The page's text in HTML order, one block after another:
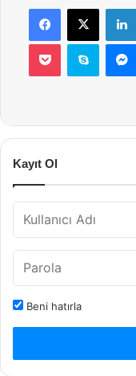
Facebook
X
Pocket Skype
Kayıt Ol
Beni hatırla